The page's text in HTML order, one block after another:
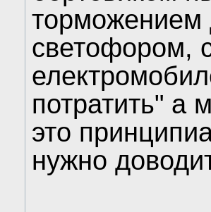
торможением
светофором,
потратить" а
это
нужно